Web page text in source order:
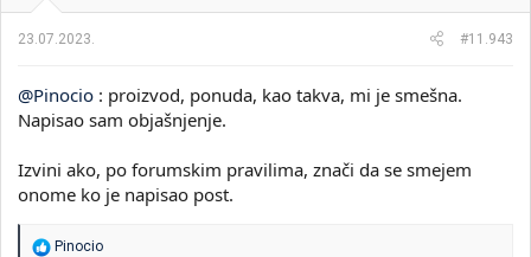
:
23.07.2023. #11.943
@Pinocio : proizvod, ponuda, kao takva, mi je smešna.
Napisao sam objašnjenje.
Izvini ako, po forumskim pravilima, znači da se smejem
onome ko je napisao post.
RPinocio